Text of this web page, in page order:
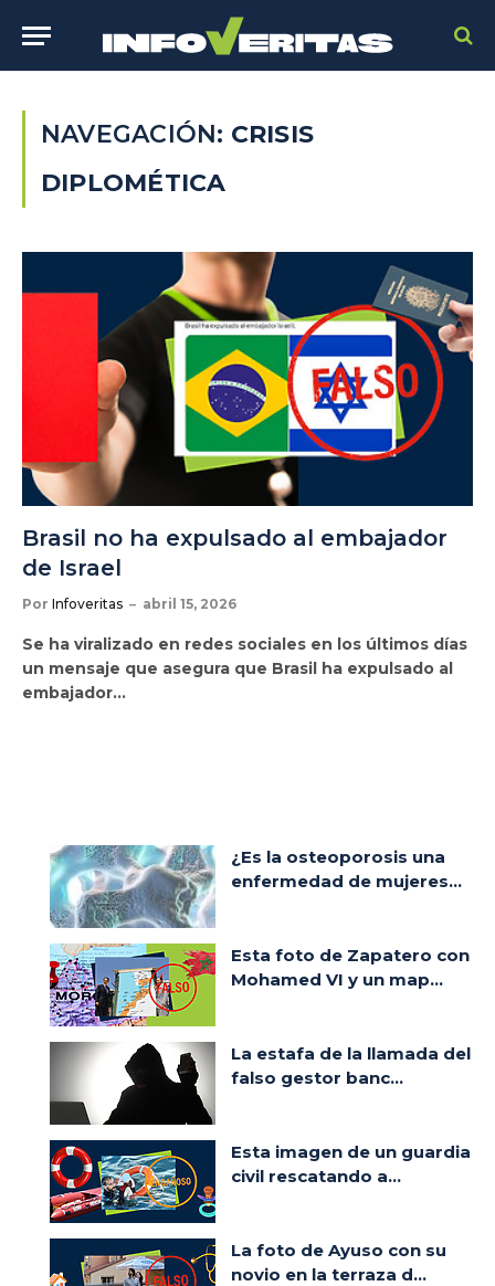
NAVEGACIÓN: CRISIS
DIPLOMÉTICA
Brasil no ha expulsado al embajador
de Israel
Por Infoveritas abril 15, 2026
Se ha viralizado en redes sociales en los últimos días
un mensaje que asegura que Brasil ha expulsado al
embajador…
¿Es la osteoporosis una
enfermedad de mujeres...
Esta foto de Zapatero con
Mohamed VI y un map...
La estafa de la llamada del
falso gestor banc...
Esta imagen de un guardia
civil rescatando a...
La foto de Ayuso con su
novio en la terraza d...